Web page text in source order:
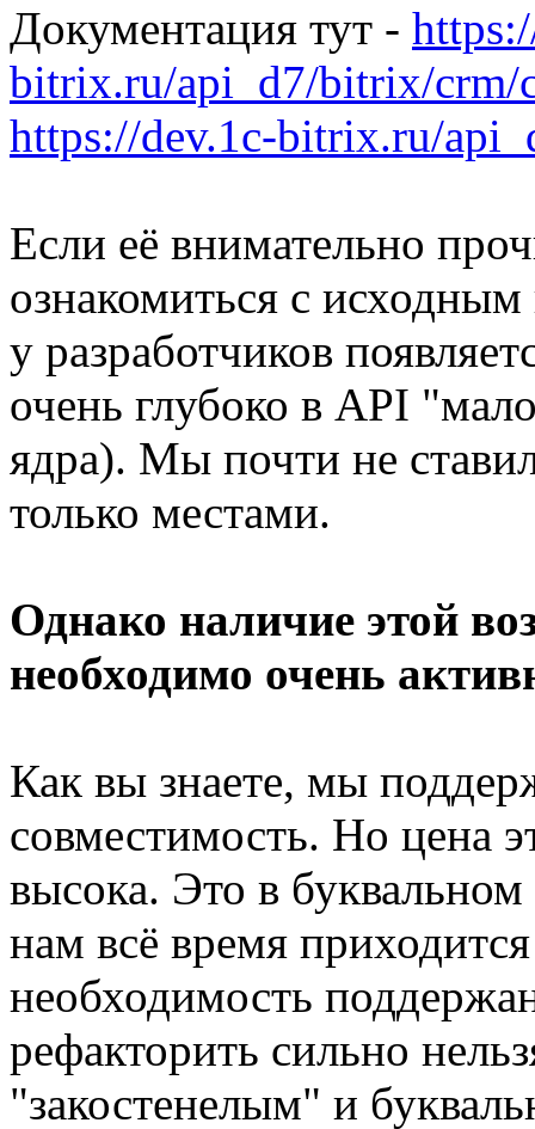
Документация тут -
bitrix.ru/api_d7/bitrix/crm/
https://dev.1c-bitrix.ru/
Если её внимательно
ознакомиться с
у разработчиков
очень глубоко в API
ядра). Мы почти не
только местами.
Однако наличие этой
необходимо очень
Как вы знаете, мы
совместимость. Но цена
высока. Это в
нам всё время
необходимость
рефакторить сильно
"закостенелым" и